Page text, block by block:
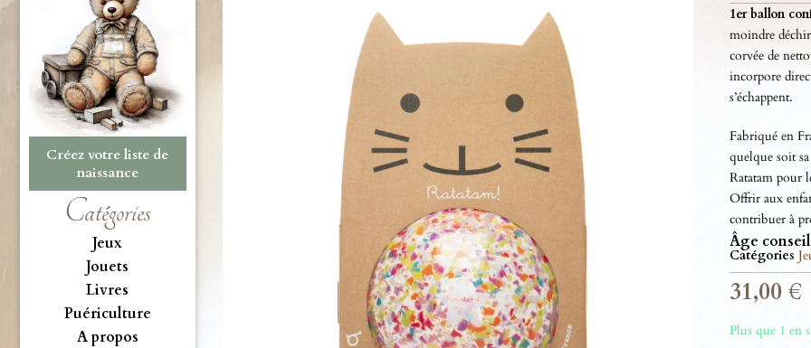
Créez votre liste de
naissance
Catégories
Jeux
Jouets
Livres
Puériculture
A propos
1er ballon
moindre
corvée de
incorpore
s’échappent.
Fabriqué en
quelque soit
Ratatam pour
Offrir aux
contribuer à
Âge
Catégories
31,00 €
Plus que 1 en